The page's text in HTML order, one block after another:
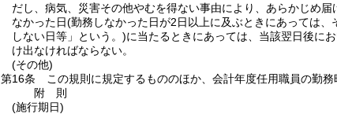
だし、病気、災害その他やむを得ない事由により、あらかじめ
なかった日(勤務しなかった日が2日以上に及ぶときにあっては、
しない日等」という。)に当たるときにあっては、当該翌日後に
け出なければならない。
(その他)
第16条
この規則に規定するもののほか、会計年度任用職員の勤
附 則
(施行期日)